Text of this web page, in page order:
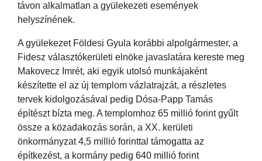
távon alkalmatlan a gyülekezeti események
helyszínének.
A gyülekezet Földesi Gyula korábbi alpolgármester, a
Fidesz választókerületi elnöke javaslatára kereste meg
Makovecz Imrét, aki egyik utolsó munkájaként
készítette el az új templom vázlatrajzát, a részletes
tervek kidolgozásával pedig Dósa-Papp Tamás
építészt bízta meg. A templomhoz 65 millió forint gyűlt
össze a közadakozás során, a XX. kerületi
önkormányzat 4,5 millió forinttal támogatta az
építkezést, a kormány pedig 640 millió forint